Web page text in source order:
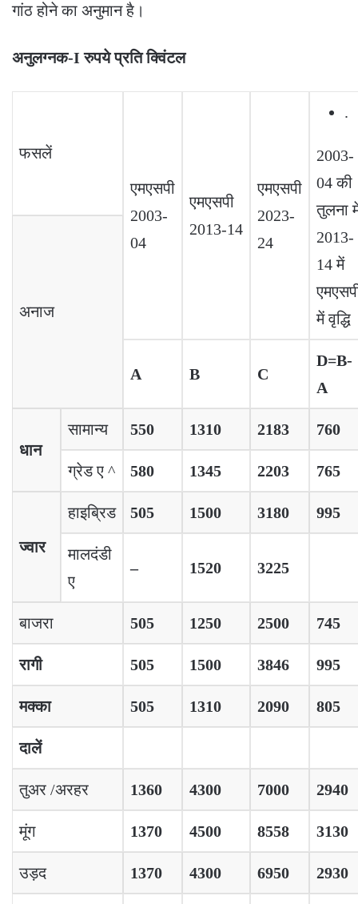
गांठ होने का अनुमान है।
अनुलग्नक-Iरुपये प्रति क्विंटल
फसलें
एमएसपी
2003-
04
एमएसपी
2013-14
एमएसपी
2023-
24
.
2003-
04 की
तुलना
2013-
14 में
में वृद्धि
अनाज
A B C
D=B-
A
धान
सामान्य 550 1310 2183 760
ग्रेड ए ^ 580 1345 2203 765
ज्वार
हाइब्रिड 505 1500 3180 995
मालदंडी
ए
– 1520 3225
बाजरा 505 1250 2500 745
रागी 505 1500 3846 995
मक्का 505 1310 2090 805
दालें
तुअर /अरहर 1360 4300 7000 2940
मूंग 1370 4500 8558 3130
उड़द 1370 4300 6950 2930